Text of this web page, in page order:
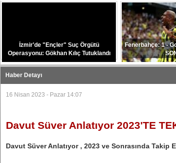
İzmir'de "Ençler" Suç Örgütü
Operasyonu: Gökhan Kılıç Tutuklandı
Fenerbahçe: 1 -
Haber Detayı
16 Nisan 2023 - Pazar 14:07
Davut Süver Anlatıyor 2023'TE
Davut Süver Anlatıyor , 2023 ve Sonrasında Takip